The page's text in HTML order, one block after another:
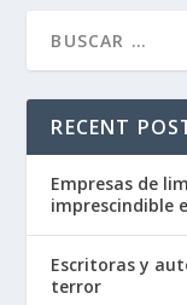
RECENT
Empresas de
imprescindible
Escritoras y
terror